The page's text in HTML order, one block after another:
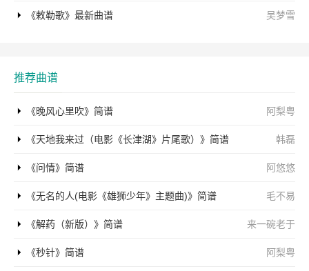
吴梦雪
《敕勒歌》最新曲谱
推荐曲谱
阿梨粤
《晚风心里吹》简谱
韩磊
《天地我来过（电影《长津湖》片尾歌）》简谱
阿悠悠
《问情》简谱
毛不易
《无名的人(电影《雄狮少年》主题曲)》简谱
来一碗老于
《解药（新版）》简谱
阿梨粤
《秒针》简谱